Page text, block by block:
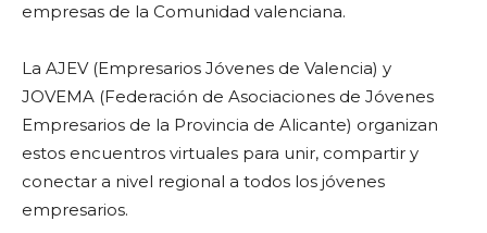
empresas de la Comunidad valenciana.
La AJEV (Empresarios Jóvenes de Valencia) y
JOVEMA (Federación de Asociaciones de Jóvenes
Empresarios de la Provincia de Alicante) organizan
estos encuentros virtuales para unir, compartir y
conectar a nivel regional a todos los jóvenes
empresarios.